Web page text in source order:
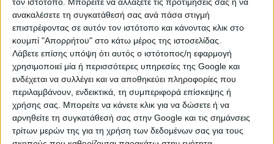
ανακαλέσετε τη συγκατάθεσή σας ανά πάσα στιγμή
επιστρέφοντας σε αυτόν τον ιστότοπο και κάνοντας κλικ στο
κουμπί "Απορρήτου" στο κάτω μέρος της ιστοσελίδας.
Λάβετε επίσης υπόψη ότι αυτός ο ιστότοπος/η εφαρμογή
χρησιμοποιεί μία ή περισσότερες υπηρεσίες της Google και
ενδέχεται να συλλέγει και να αποθηκεύει πληροφορίες που
περιλαμβάνουν, ενδεικτικά, τη συμπεριφορά επίσκεψης ή
χρήσης σας. Μπορείτε να κάνετε κλικ για να δώσετε ή να
αρνηθείτε τη συγκατάθεσή σας στην Google και τις σημάνσεις
τρίτων μερών της για τη χρήση των δεδομένων σας για τους
Σύμφωνα με την ΓΓΠΣ, η εφαρμογή θα
παραμείνει ανοικτή μέχρι και την
ημερομηνία πουθα γίνει η εκκαθάριση
του Φόρου Ακίνητης Περιουσίας.
Υπενθυμίζεται ότι με βάση το